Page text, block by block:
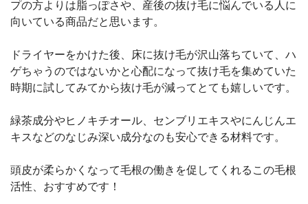
プの方よりは脂っぽさや、産後の抜け毛に悩んでいる人に
向いている商品だと思います。
ドライヤーをかけた後、床に抜け毛が沢山落ちていて、ハ
ゲちゃうのではないかと心配になって抜け毛を集めていた
時期に試してみてから抜け毛が減ってとても嬉しいです。
緑茶成分やヒノキチオール、センブリエキスやにんじんエ
キスなどのなじみ深い成分なのも安心できる材料です。
頭皮が柔らかくなって毛根の働きを促してくれるこの毛根
活性、おすすめです！